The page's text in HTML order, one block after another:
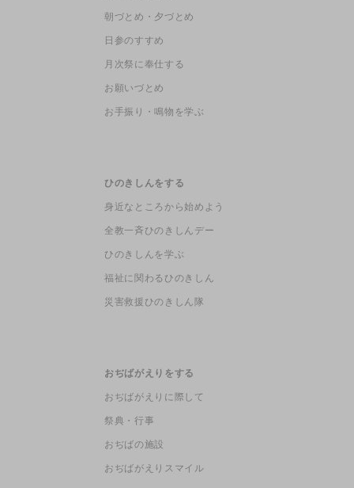
朝づとめ・夕づとめ
日参のすすめ
月次祭に奉仕する
お願いづとめ
お手振り・鳴物を学ぶ
ひのきしんをする
身近なところから始めよう
全教一斉ひのきしんデー
ひのきしんを学ぶ
福祉に関わるひのきしん
災害救援ひのきしん隊
おぢばがえりをする
おぢばがえりに際して
祭典・行事
おぢばの施設
おぢばがえりスマイル